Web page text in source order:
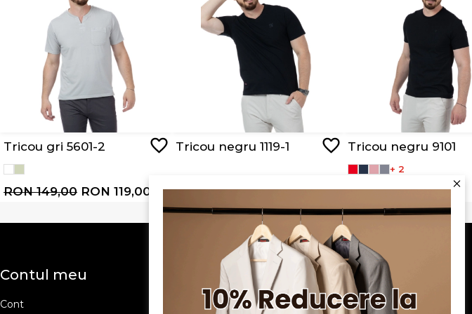
Tricou gri 5601-2
RON 149,00 RON 119,00
Tricou negru 1119-1
RON 89,00 RON 44,50
Tricou negru 9101
+ 2
RON 95,00
Contul meu
Cont
Serviciu clienți